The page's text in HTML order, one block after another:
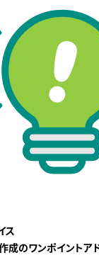
ス
成のワンポイントア